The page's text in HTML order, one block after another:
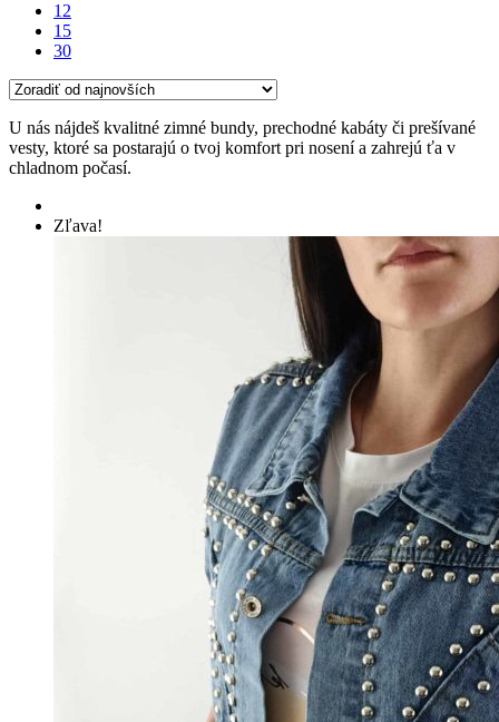
12
15
30
U nás nájdeš kvalitné zimné bundy, prechodné kabáty či prešívané
vesty, ktoré sa postarajú o tvoj komfort pri nosení a zahrejú ťa v
chladnom počasí.
Zľava!